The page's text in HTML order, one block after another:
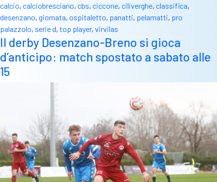
calcio, calciobresciano, cbs, ciccone, ciliverghe, classifica,
desenzano, giornata, ospitaletto, panatti, pelamatti, pro
palazzolo, serie d, top player, virvilas
Il derby Desenzano-Breno si gioca
d’anticipo: match spostato a sabato alle
15